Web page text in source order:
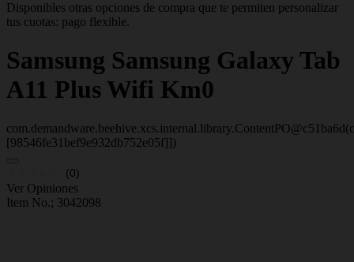
Disponibles otras opciones de compra que te permiten personalizar
tus cuotas: pago flexible.
Samsung Samsung Galaxy Tab
A11 Plus Wifi Km0
[98546fe31bef9e932db752e05f]])
(0)
Ver Opiniones
Item No.; 3042098